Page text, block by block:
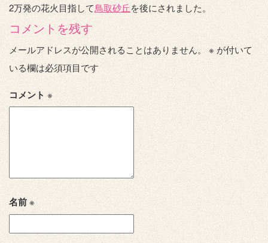
2万発の花火目指して鳥取砂丘を後にされました。
コメントを残す
メールアドレスが公開されることはありません。 ※ が付いて
いる欄は必須項目です
コメント ※
名前※